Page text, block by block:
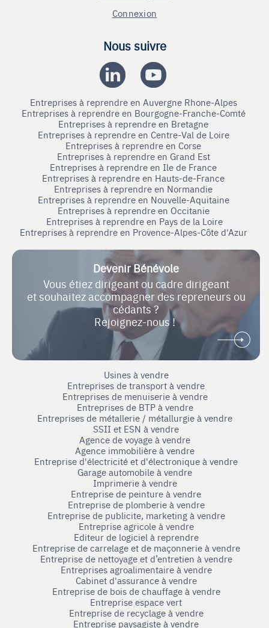
Connexion
Nous suivre
Entreprises à reprendre en Auvergne Rhone-Alpes
Entreprises à reprendre en Bourgogne-Franche-Comté
Entreprises à reprendre en Bretagne
Entreprises à reprendre en Centre-Val de Loire
Entreprises à reprendre en Corse
Entreprises à reprendre en Grand Est
Entreprises à reprendre en Ile de France
Entreprises à reprendre en Hauts-de-France
Entreprises à reprendre en Normandie
Entreprises à reprendre en Nouvelle-Aquitaine
Entreprises à reprendre en Occitanie
Entreprises à reprendre en Pays de la Loire
Entreprises à reprendre en Provence-Alpes-Côte d'Azur
Devenir Bénévole
Vous étiez dirigeant ou cadre dirigeant
et souhaitez accompagner des repreneurs ou
cédants ?
Rejoignez-nous !
Usines à vendre
Entreprises de transport à vendre
Entreprises de menuiserie à vendre
Entreprises de BTP à vendre
Entreprises de métallerie / métallurgie à vendre
SSII et ESN à vendre
Agence de voyage à vendre
Agence immobilière à vendre
Entreprise d'électricité et d'électronique à vendre
Garage automobile à vendre
Imprimerie à vendre
Entreprise de peinture à vendre
Entreprise de plomberie à vendre
Entreprise de publicite, marketing à vendre
Entreprise agricole à vendre
Editeur de logiciel à reprendre
Entreprise de carrelage et de maçonnerie à vendre
Entreprise de nettoyage et d’entretien à vendre
Entreprises agroalimentaire à vendre
Cabinet d'assurance à vendre
Entreprise de bois de chauffage à vendre
Entreprise espace vert
Entreprise de recyclage à vendre
Entreprise paysagiste à vendre